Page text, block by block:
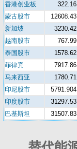
香港创业板
322.16
蒙古股市
12608.43
新加坡
3230.42
越南股市
767.99
泰国股市
1578.62
菲律宾
7917.86
马来西亚
1780.71
印尼股市
5791.904
印度股市
31297.53
巴基斯坦
31507.83